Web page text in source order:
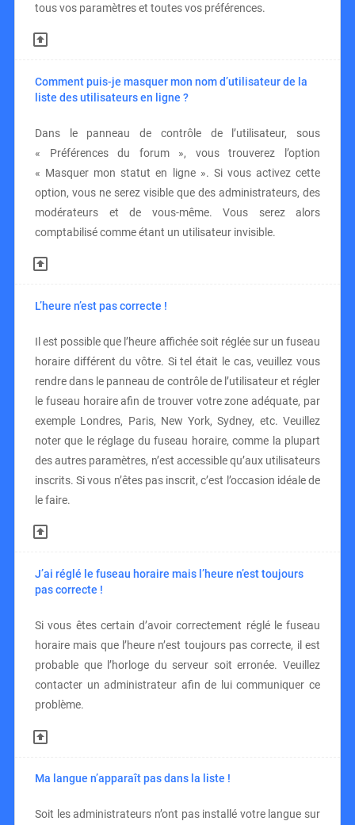
tous vos paramètres et toutes vos préférences.
Comment puis-je masquer mon nom d’utilisateur de la
liste des utilisateurs en ligne ?
Dans le panneau de contrôle de l’utilisateur, sous
« Préférences du forum », vous trouverez l’option
« Masquer mon statut en ligne ». Si vous activez cette
option, vous ne serez visible que des administrateurs, des
modérateurs et de vous-même. Vous serez alors
comptabilisé comme étant un utilisateur invisible.
L’heure n’est pas correcte !
Il est possible que l’heure affichée soit réglée sur un fuseau
horaire différent du vôtre. Si tel était le cas, veuillez vous
rendre dans le panneau de contrôle de l’utilisateur et régler
le fuseau horaire afin de trouver votre zone adéquate, par
exemple Londres, Paris, New York, Sydney, etc. Veuillez
noter que le réglage du fuseau horaire, comme la plupart
des autres paramètres, n’est accessible qu’aux utilisateurs
inscrits. Si vous n’êtes pas inscrit, c’est l’occasion idéale de
le faire.
J’ai réglé le fuseau horaire mais l’heure n’est toujours
pas correcte !
Si vous êtes certain d’avoir correctement réglé le fuseau
horaire mais que l’heure n’est toujours pas correcte, il est
probable que l’horloge du serveur soit erronée. Veuillez
contacter un administrateur afin de lui communiquer ce
problème.
Ma langue n’apparaît pas dans la liste !
Soit les administrateurs n’ont pas installé votre langue sur